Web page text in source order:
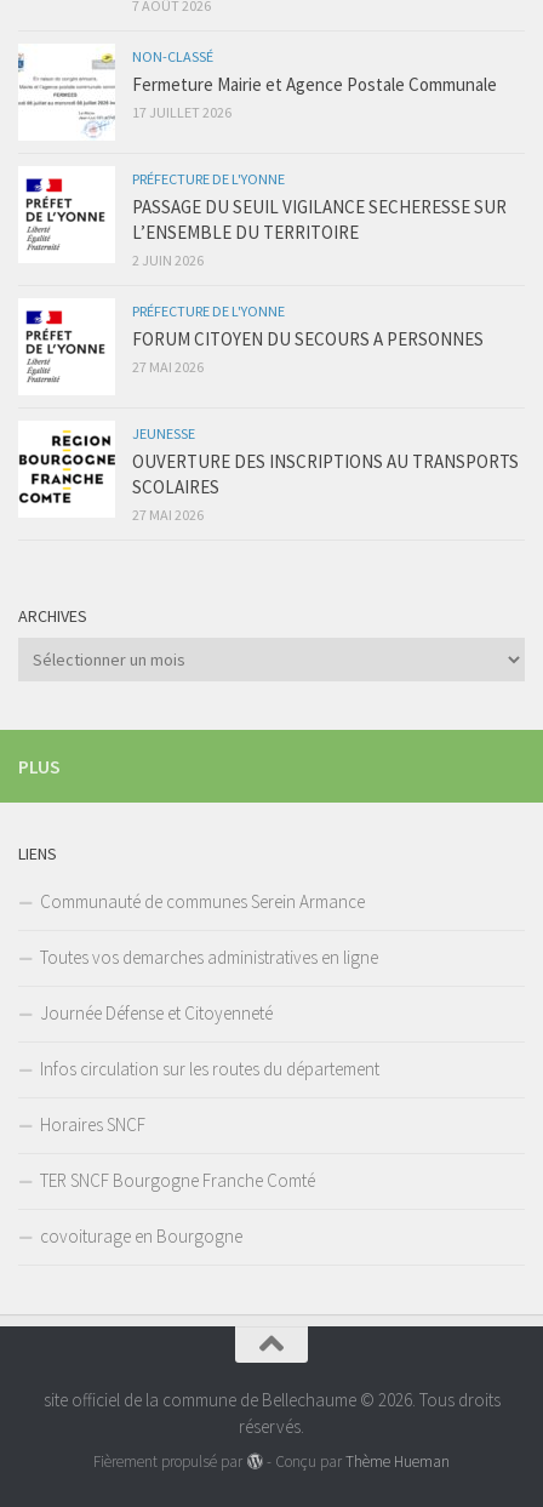
7 AOÛT 2026
NON-CLASSÉ
Fermeture Mairie et Agence Postale Communale
17 JUILLET 2026
PRÉFECTURE DE L'YONNE
PASSAGE DU SEUIL VIGILANCE SECHERESSE SUR
L’ENSEMBLE DU TERRITOIRE
2 JUIN 2026
PRÉFECTURE DE L'YONNE
FORUM CITOYEN DU SECOURS A PERSONNES
27 MAI 2026
JEUNESSE
OUVERTURE DES INSCRIPTIONS AU TRANSPORTS
SCOLAIRES
27 MAI 2026
ARCHIVES
Archives
PLUS
LIENS
Communauté de communes Serein Armance
Toutes vos demarches administratives en ligne
Journée Défense et Citoyenneté
Infos circulation sur les routes du département
Horaires SNCF
TER SNCF Bourgogne Franche Comté
covoiturage en Bourgogne
site officiel de la commune de Bellechaume © 2026. Tous droits
réservés.
Fièrement propulsé par - Conçu parThème Hueman